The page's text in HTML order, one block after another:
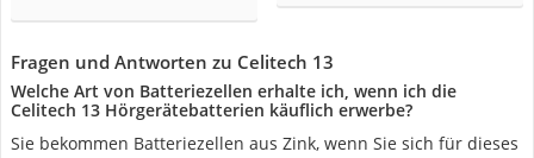
Fragen und Antworten zu Celitech 13
Welche Art von Batteriezellen erhalte ich, wenn ich die
Celitech 13 Hörgerätebatterien käuflich erwerbe?
Sie bekommen Batteriezellen aus Zink, wenn Sie sich für dieses